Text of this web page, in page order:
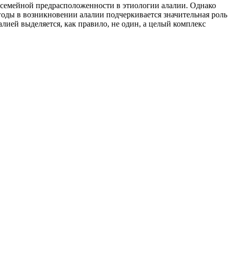
предрасположенности в этиологии алалии. Однако
в возникновении алалии подчеркивается значительная роль
выделяется, как правило, не один, а целый комплекс